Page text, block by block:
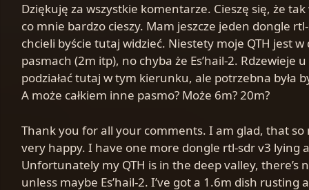
Dziękuję za wszystkie komentarze. Cieszę się, że
co mnie bardzo cieszy. Mam jeszcze jeden dongle
chcieli byście tutaj widzieć. Niestety moje QTH jest
pasmach (2m itp), no chyba że Es’hail-2.
podziałać tutaj w tym kierunku, ale potrzebna była
A może całkiem inne pasmo? Może 6m? 20m?
Thank you for all your comments. I am glad, that
very happy. I have one more dongle rtl-sdr v3
Unfortunately my QTH is in the deep valley,
unless maybe Es’hail-2. I’ve got a 1.6m dish